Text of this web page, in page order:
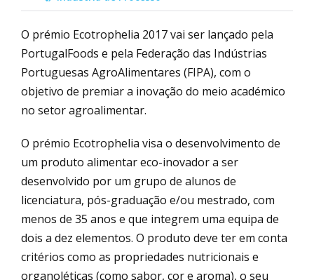
O prémio Ecotrophelia 2017 vai ser lançado pela
PortugalFoods e pela Federação das Indústrias
Portuguesas AgroAlimentares (FIPA), com o
objetivo de premiar a inovação do meio académico
no setor agroalimentar.
O prémio Ecotrophelia visa o desenvolvimento de
um produto alimentar eco-inovador a ser
desenvolvido por um grupo de alunos de
licenciatura, pós-graduação e/ou mestrado, com
menos de 35 anos e que integrem uma equipa de
dois a dez elementos. O produto deve ter em conta
critérios como as propriedades nutricionais e
organoléticas (como sabor, cor e aroma), o seu